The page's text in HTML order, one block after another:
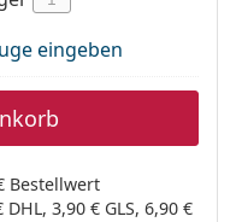
eingeben
Bestellwert
3,90 € GLS, 6,90 €